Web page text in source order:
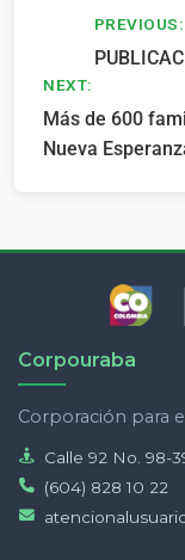
Navegación
entradas
PREVIOUS:
NEXT:
Más de 600
Nueva
Corpouraba
Corporación para
Calle 92 No. 98-
(604) 828 10 22